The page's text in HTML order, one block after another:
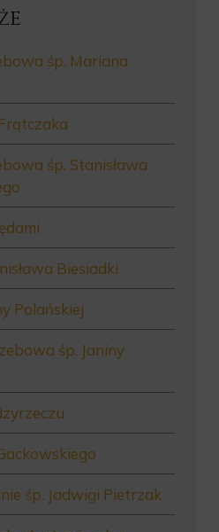
śp. Mariana
śp. Stanisława
Biesiadki
Polańskiej
śp. Janiny
śp. Jadwigi Pietrzak